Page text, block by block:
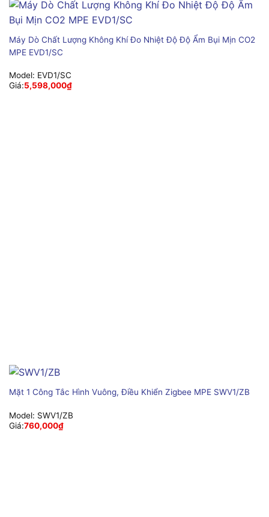
Máy Dò Chất Lượng Không Khí Đo Nhiệt Độ Độ Ẩm Bụi Mịn CO2
MPE EVD1/SC
Model: EVD1/SC
Giá:5,598,000₫
Mặt 1 Công Tắc Hình Vuông, Điều Khiển Zigbee MPE SWV1/ZB
Model: SWV1/ZB
Giá:760,000₫